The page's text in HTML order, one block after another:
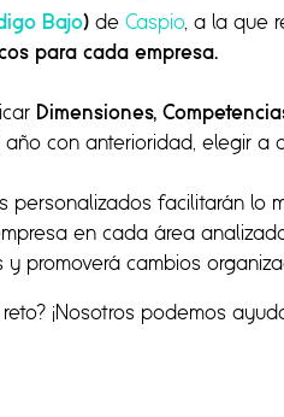
Bajo) de Caspio, a la que
para cada empresa.
Dimensiones,
con anterioridad, elegir a
personalizados facilitarán
en cada área
promoverá cambios
¡Nosotros podemos